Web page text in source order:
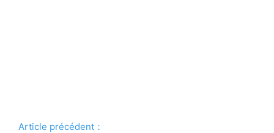
Article précédent：